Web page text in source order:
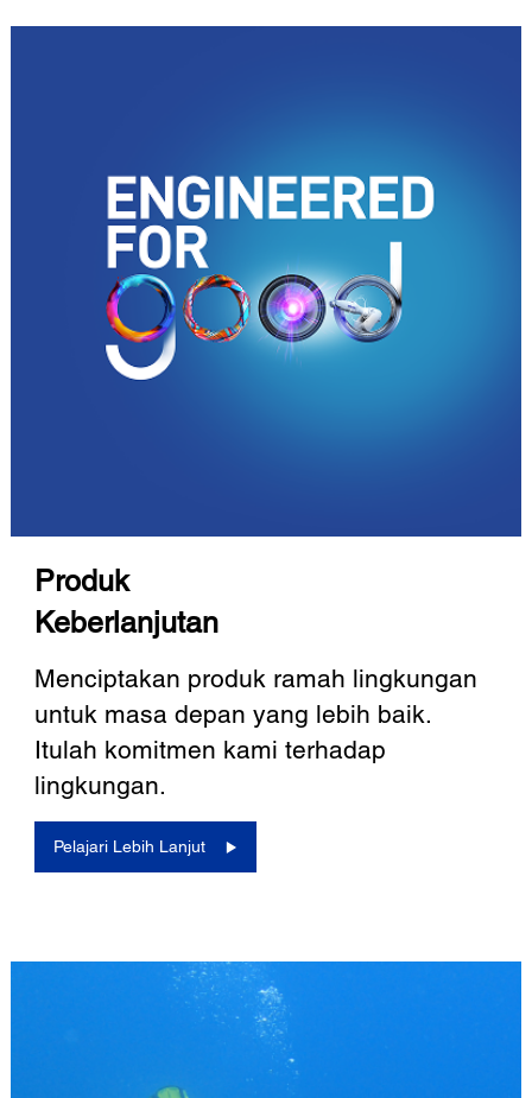
Produk
Keberlanjutan
Menciptakan produk ramah lingkungan
untuk masa depan yang lebih baik.
Itulah komitmen kami terhadap
lingkungan.
Pelajari Lebih Lanjut